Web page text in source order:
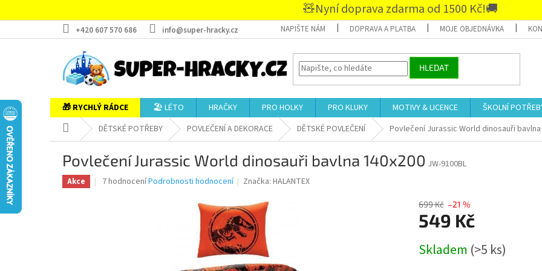
🧸Nyní doprava zdarma od 1500 Kč!🚚
+420 607 570 686 info@super-hracky.cz NAPIŠTE NÁM DOPRAVA A PLATBA MOJE OBJEDNÁVKA
HLEDAT
🎁 RYCHLÝ RÁDCE 🏖️ LÉTO HRAČKY PRO HOLKY PRO KLUKY MOTIVY & LICENCE ŠKOLNÍ
Domů DĚTSKÉ POTŘEBY POVLEČENÍ A DEKORACE DĚTSKÉ POVLEČENÍ Povlečení Jurassic World dinosauři bavlna
Povlečení Jurassic World dinosauři bavlna 140x200 JW-9100BL
Akce
Průměrné
7 hodnoceníPodrobnosti hodnocení Značka:HALANTEX
699 Kč –21 %
549 Kč
cena:
Skladem (>5 ks)